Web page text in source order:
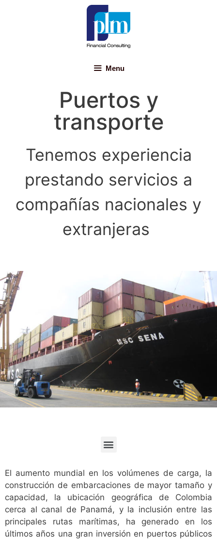
Menu
Puertos y
transporte
Tenemos experiencia
prestando servicios a
compañías nacionales y
extranjeras
El aumento mundial en los volúmenes de carga, la
construcción de embarcaciones de mayor tamaño y
capacidad, la ubicación geográfica de Colombia
cerca al canal de Panamá, y la inclusión entre las
principales rutas marítimas, ha generado en los
últimos años una gran inversión en puertos públicos